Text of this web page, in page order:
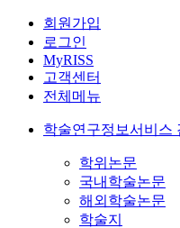
회원가입
로그인
MyRISS
고객센터
전체메뉴
학술연구정보서비스
학위논문
국내학술논문
해외학술논문
학술지